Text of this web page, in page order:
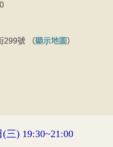
299號 （顯示地圖 ）
三) 19:30~21:00